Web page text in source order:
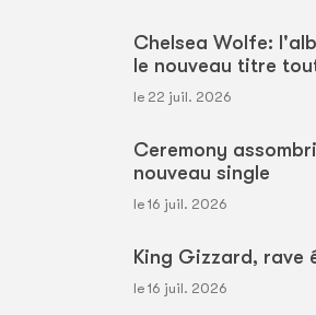
Chelsea Wolfe:
le nouveau titre
le 22 juil. 2026
Ceremony
nouveau single
le 16 juil. 2026
King Gizzard, rave
le 16 juil. 2026